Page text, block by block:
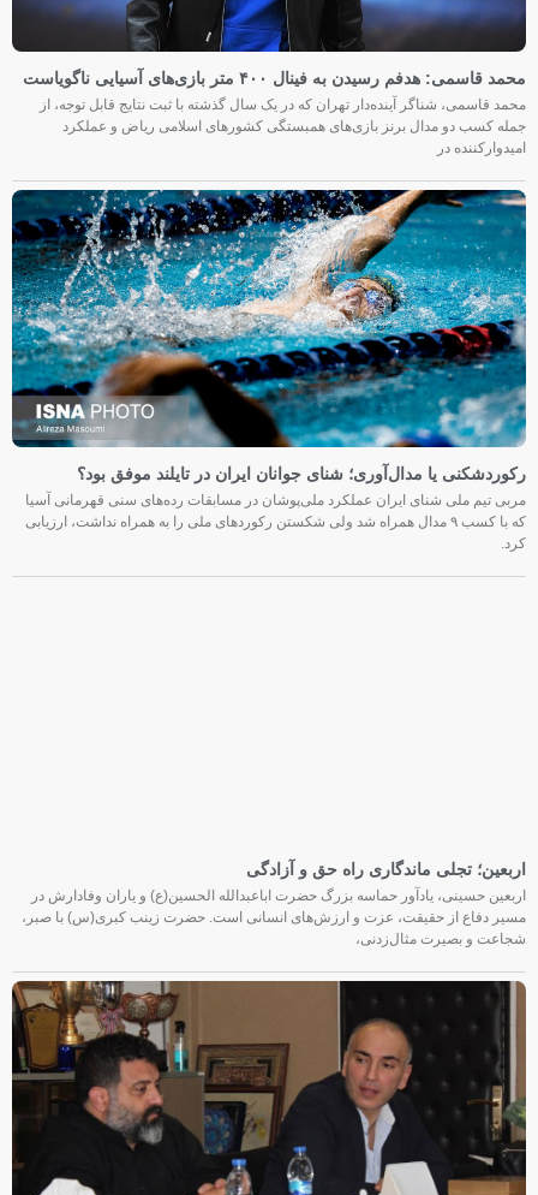
محمد قاسمی: هدفم رسیدن به فینال ۴۰۰ متر بازی‌های آسیایی ناگویاست
محمد قاسمی، شناگر آینده‌دار تهران که در یک سال گذشته با ثبت نتایج قابل توجه، از
جمله کسب دو مدال برنز بازی‌های همبستگی کشورهای اسلامی ریاض و عملکرد
امیدوارکننده در
رکوردشکنی یا مدال‌آوری؛ شنای جوانان ایران در تایلند موفق بود؟
مربی تیم ملی شنای ایران عملکرد ملی‌پوشان در مسابقات رده‌های سنی قهرمانی آسیا
که با کسب ۹ مدال همراه شد ولی شکستن رکوردهای ملی را به همراه نداشت، ارزیابی
کرد.
اربعین؛ تجلی ماندگاری راه حق و آزادگی
اربعین حسینی، یادآور حماسه بزرگ حضرت اباعبدالله الحسین(ع) و یاران وفادارش در
مسیر دفاع از حقیقت، عزت و ارزش‌های انسانی است. حضرت زینب کبری(س) با صبر،
شجاعت و بصیرت مثال‌زدنی،